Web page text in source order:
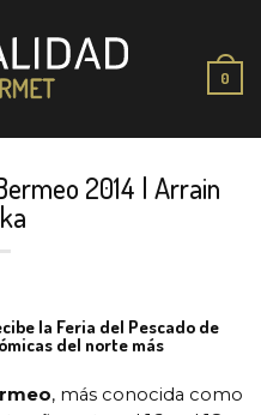
0
2014 | Arrain
la Feria del Pescado de
del norte más
, más conocida como